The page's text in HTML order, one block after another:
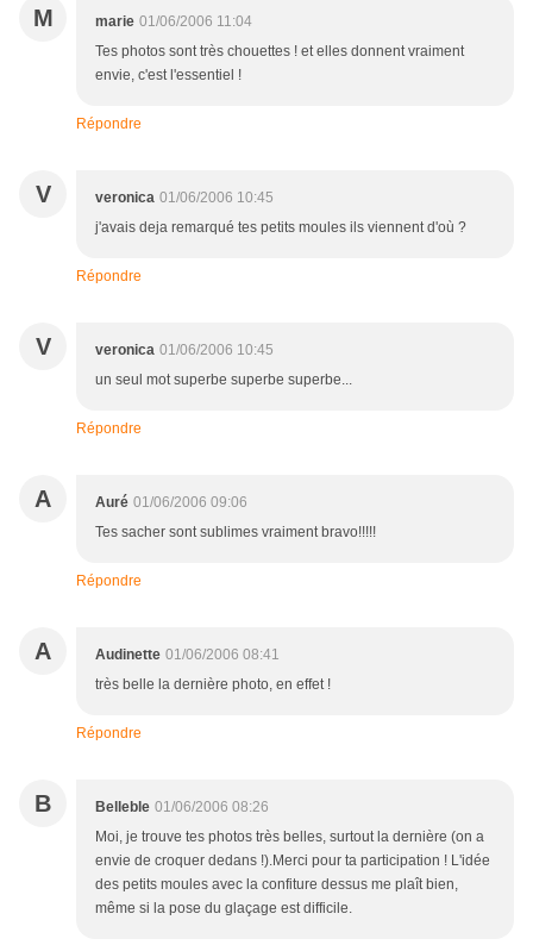
M marie 01/06/2006 11:04
Tes photos sont très chouettes ! et elles donnent vraiment
envie, c'est l'essentiel !
Répondre
V veronica 01/06/2006 10:45
j'avais deja remarqué tes petits moules ils viennent d'où ?
Répondre
V veronica 01/06/2006 10:45
un seul mot superbe superbe superbe...
Répondre
A Auré 01/06/2006 09:06
Tes sacher sont sublimes vraiment bravo!!!!!
Répondre
A Audinette 01/06/2006 08:41
très belle la dernière photo, en effet !
Répondre
B Belleble 01/06/2006 08:26
Moi, je trouve tes photos très belles, surtout la dernière (on a
envie de croquer dedans !).Merci pour ta participation ! L'idée
des petits moules avec la confiture dessus me plaît bien,
même si la pose du glaçage est difficile.